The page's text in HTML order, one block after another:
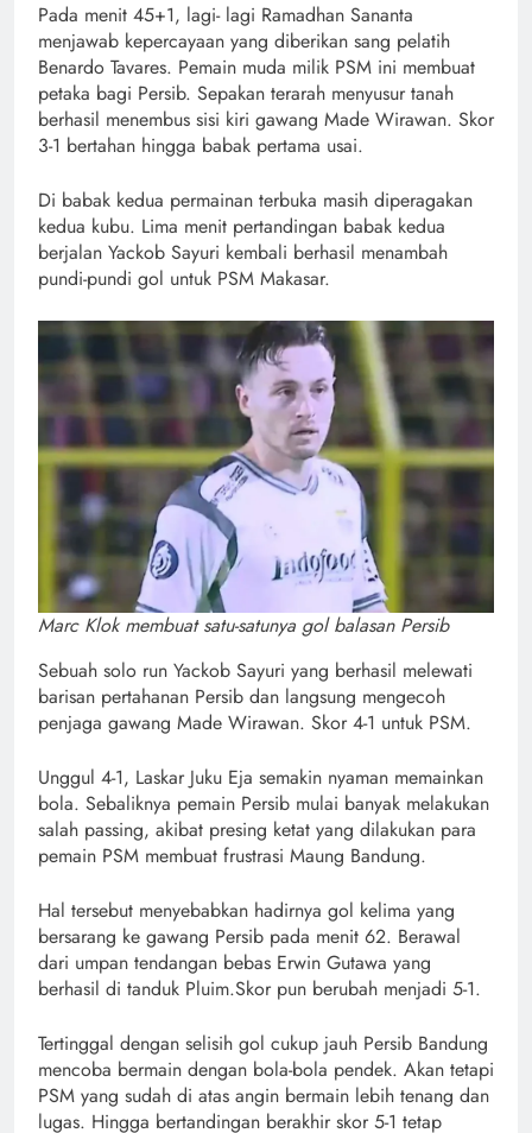
Pada menit 45+1, lagi- lagi Ramadhan Sananta
menjawab kepercayaan yang diberikan sang pelatih
Benardo Tavares. Pemain muda milik PSM ini membuat
petaka bagi Persib. Sepakan terarah menyusur tanah
berhasil menembus sisi kiri gawang Made Wirawan. Skor
3-1 bertahan hingga babak pertama usai.
Di babak kedua permainan terbuka masih diperagakan
kedua kubu. Lima menit pertandingan babak kedua
berjalan Yackob Sayuri kembali berhasil menambah
pundi-pundi gol untuk PSM Makasar.
Marc Klok membuat satu-satunya gol balasan Persib
Sebuah solo run Yackob Sayuri yang berhasil melewati
barisan pertahanan Persib dan langsung mengecoh
penjaga gawang Made Wirawan. Skor 4-1 untuk PSM.
Unggul 4-1, Laskar Juku Eja semakin nyaman memainkan
bola. Sebaliknya pemain Persib mulai banyak melakukan
salah passing, akibat presing ketat yang dilakukan para
pemain PSM membuat frustrasi Maung Bandung.
Hal tersebut menyebabkan hadirnya gol kelima yang
bersarang ke gawang Persib pada menit 62. Berawal
dari umpan tendangan bebas Erwin Gutawa yang
berhasil di tanduk Pluim.Skor pun berubah menjadi 5-1.
Tertinggal dengan selisih gol cukup jauh Persib Bandung
mencoba bermain dengan bola-bola pendek. Akan tetapi
PSM yang sudah di atas angin bermain lebih tenang dan
lugas. Hingga bertandingan berakhir skor 5-1 tetap